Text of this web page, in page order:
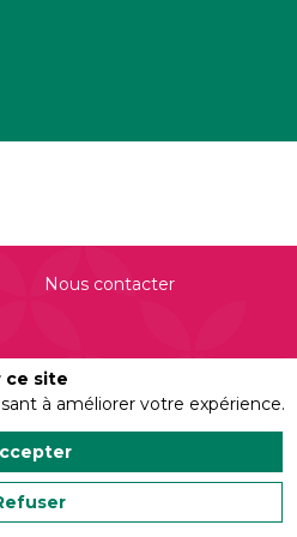
Nous contacter
Politique de confidentialité
Mentions légales
ce site
à améliorer votre expérience.